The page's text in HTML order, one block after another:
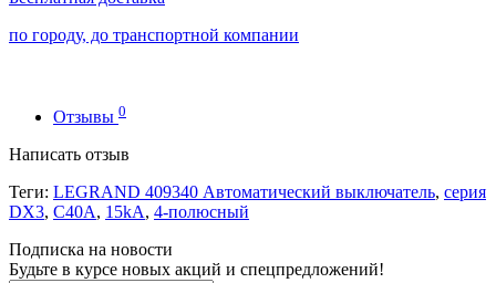
по городу, до транспортной компании
Отзывы 0
Написать отзыв
Теги: LEGRAND 409340 Автоматический выключатель, серия
DX3, С40A, 15kA, 4-полюсный
Подписка на новости
Будьте в курсе новых акций и спецпредложений!